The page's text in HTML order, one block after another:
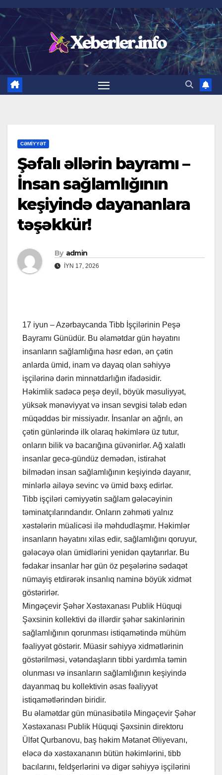
Skip
content
CƏMIYYƏT
Şəfalı əllərin bayramı –
İnsan sağlamlığının
keşiyində dayananlara
təşəkkür!
By admin
İYN 17, 2026
17 iyun – Azərbaycanda Tibb İşçilərinin Peşə
Bayramı Günüdür. Bu əlamətdar gün həyatını
insanların sağlamlığına həsr edən, ən çətin
anlarda ümid, inam və dayaq olan səhiyyə
işçilərinə dərin minnətdarlığın ifadəsidir.
Həkimlik sadəcə peşə deyil, böyük məsuliyyət,
yüksək mənəviyyat və insan sevgisi tələb edən
müqəddəs bir missiyadır. İnsanlar ən ağrılı, ən
çətin günlərində ilk olaraq həkimlərə üz tutur,
onların bilik və bacarığına güvənirlər. Ağ xalatlı
insanlar gecə-gündüz demədən, istirahət
bilmədən insan sağlamlığının keşiyində dayanır,
minlərlə ailəyə sevinc və ümid bəxş edirlər.
Tibb işçiləri cəmiyyətin sağlam gələcəyinin
təminatçılarındandır. Onların zəhməti yalnız
xəstələrin müalicəsi ilə məhdudlaşmır. Həkimlər
insanların həyatını xilas edir, sağlamlığını qoruyur,
gələcəyə olan ümidlərini yenidən qaytarırlar. Bu
fədakar insanlar hər gün öz peşələrinə sədaqət
nümayiş etdirərək insanlıq naminə böyük xidmət
göstərirlər.
Mingəçevir Şəhər Xəstəxanası Publik Hüquqi
Şəxsinin kollektivi də illərdir şəhər sakinlərinin
sağlamlığının qorunması istiqamətində mühüm
fəaliyyət göstərir. Müasir səhiyyə xidmətlərinin
göstərilməsi, vətəndaşların tibbi yardımla təmin
olunması və insanların sağlamlığının keşiyində
dayanmaq bu kollektivin əsas fəaliyyət
istiqamətlərindən biridir.
Bu əlamətdar gün münasibətilə Mingəçevir Şəhər
Xəstəxanası Publik Hüquqi Şəxsinin direktoru
Ülfət Qurbanovu, baş həkim Mətanət Əliyevanı,
eləcə də xəstəxananın bütün həkimlərini, tibb
bacılarını, feldşerlərini və digər səhiyyə işçilərini